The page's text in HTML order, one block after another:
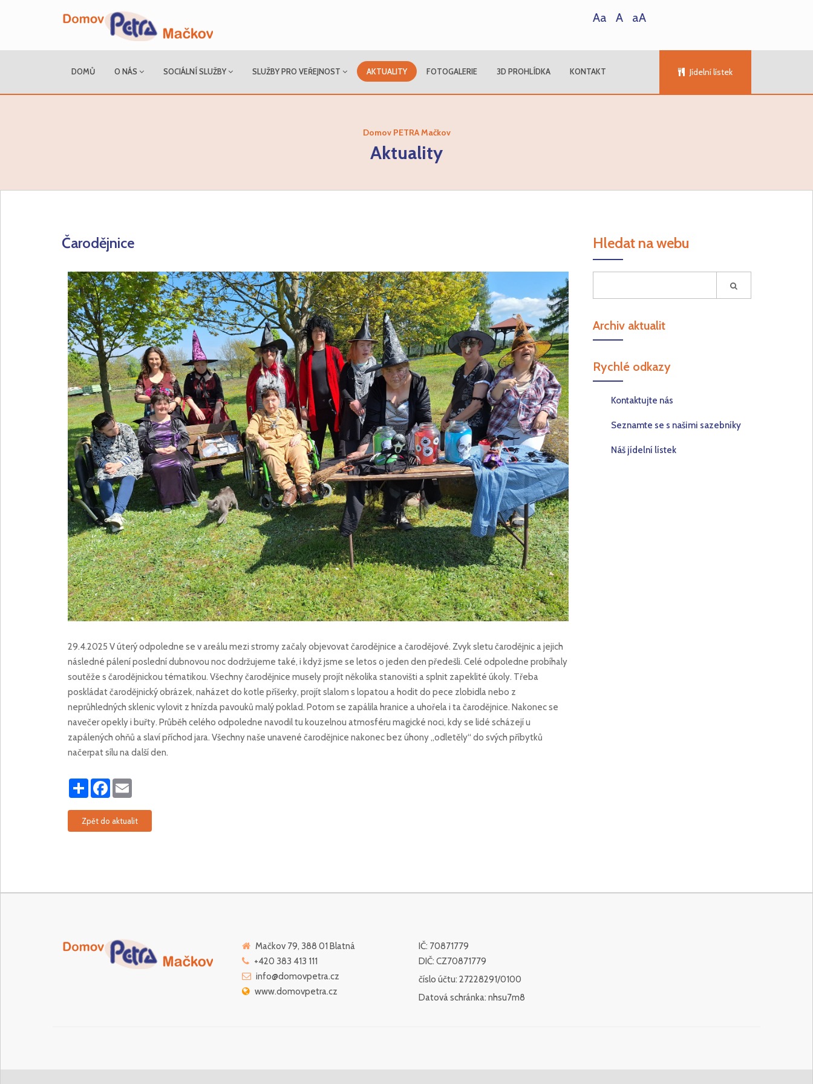
Aa A aA
DOMŮ O NÁS SOCIÁLNÍ SLUŽBY SLUŽBY PRO VEŘEJNOST AKTUALITY FOTOGALERIE 3D PROHLÍDKA KONTAKT Jídelní lístek
Domov PETRA Mačkov
Aktuality
Čarodějnice
29.4.2025 V úterý odpoledne se v areálu mezi stromy začaly objevovat čarodějnice a čarodějové. Zvyk sletu čarodějnic a jejich
následné pálení poslední dubnovou noc dodržujeme také, i když jsme se letos o jeden den předešli. Celé odpoledne probíhaly
soutěže s čarodějnickou tématikou. Všechny čarodějnice musely projít několika stanovišti a splnit zapeklité úkoly. Třeba
poskládat čarodějnický obrázek, naházet do kotle příšerky, projít slalom s lopatou a hodit do pece zlobidla nebo z
neprůhledných sklenic vylovit z hnízda pavouků malý poklad. Potom se zapálila hranice a uhořela i ta čarodějnice. Nakonec se
navečer opekly i buřty. Průběh celého odpoledne navodil tu kouzelnou atmosféru magické noci, kdy se lidé scházejí u
zapálených ohňů a slaví příchod jara. Všechny naše unavené čarodějnice nakonec bez úhony „odletěly“ do svých příbytků
načerpat sílu na další den.
Share Facebook
Zpět do aktualit
Hledat na webu
Archiv aktualit
Rychlé odkazy
Kontaktujte nás
Seznamte se s našimi sazebníky
Náš jídelní lístek
Mačkov 79, 388 01 Blatná
+420 383 413 111
info@domovpetra.cz
www.domovpetra.cz
IČ: 70871779
DIČ: CZ70871779
číslo účtu: 27228291/0100
Datová schránka: nhsu7m8